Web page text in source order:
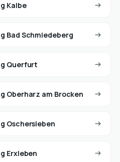
Kalbe
Bad Schmiedeberg
Querfurt
Oberharz am Brocken
Oschersleben
Erxleben